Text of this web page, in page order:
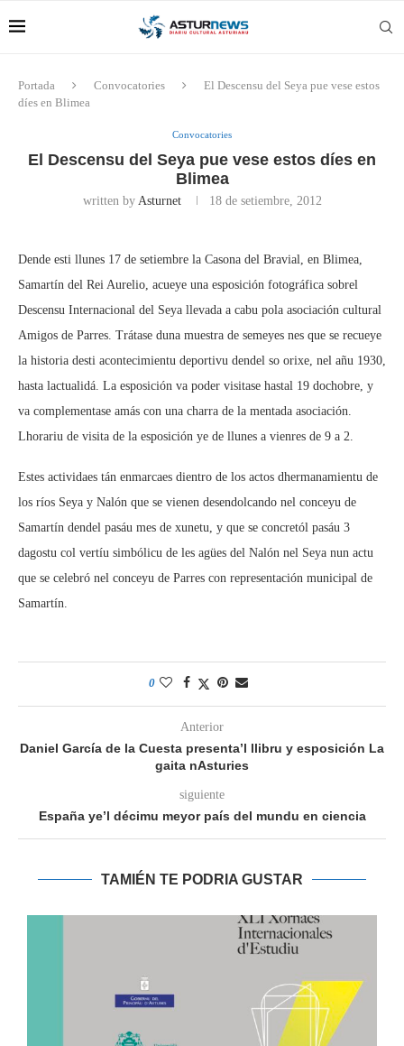
Portada Convocatories
El Descensu del Seya pue vese estos
díes en Blimea
Convocatories
El Descensu del Seya pue vese estos díes en
Blimea
written by Asturnet 18 de setiembre, 2012
Dende esti llunes 17 de setiembre la Casona del Bravial, en Blimea,
Samartín del Rei Aurelio, acueye una esposición fotográfica sobrel
Descensu Internacional del Seya llevada a cabu pola asociación cultural
Amigos de Parres. Trátase duna muestra de semeyes nes que se recueye
la historia desti acontecimientu deportivu dendel so orixe, nel añu 1930,
hasta lactualidá. La esposición va poder visitase hastal 19 dochobre, y
va complementase amás con una charra de la mentada asociación.
Lhorariu de visita de la esposición ye de llunes a vienres de 9 a 2.
Estes actividaes tán enmarcaes dientro de los actos dhermanamientu de
los ríos Seya y Nalón que se vienen desendolcando nel conceyu de
Samartín dendel pasáu mes de xunetu, y que se concretól pasáu 3
dagostu col vertíu simbólicu de les agües del Nalón nel Seya nun actu
que se celebró nel conceyu de Parres con representación municipal de
Samartín.
0
Anterior
Daniel García de la Cuesta presenta’l llibru y esposición La
gaita nAsturies
siguiente
España ye’l décimu meyor país del mundu en ciencia
TAMIÉN TE PODRIA GUSTAR